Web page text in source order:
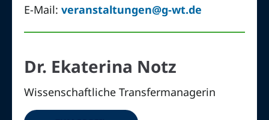
E-Mail:veranstaltungen@g-wt.de
Dr. Ekaterina Notz
Wissenschaftliche Transfermanagerin